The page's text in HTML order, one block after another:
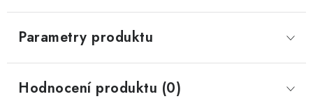
Parametry produktu
Hodnocení produktu (0)